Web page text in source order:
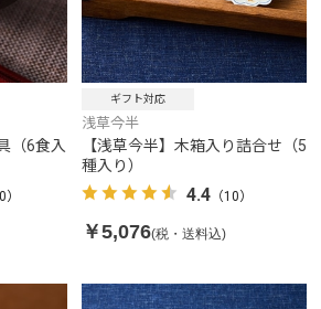
（6食入
）
ギフト対応
浅草今半
【浅草今半】木箱入り詰合せ（5
種入り）
4.4（10）
￥5,076(税・送料込)